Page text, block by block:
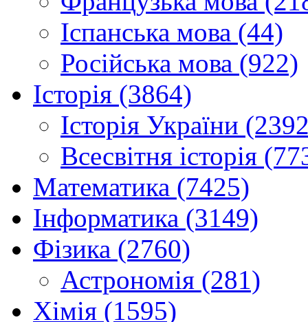
Іспанська мова (44)
Російська мова (922)
Історія (3864)
Історія України
Всесвітня історія
Математика (7425)
Інформатика (3149)
Фізика (2760)
Астрономія (281)
Хімія (1595)